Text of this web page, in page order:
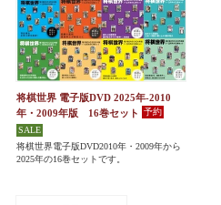
将棋世界 電子版DVD 2025年-2010
年・2009年版 16巻セット
将棋世界電子版DVD2010年・2009年から
2025年の16巻セットです。